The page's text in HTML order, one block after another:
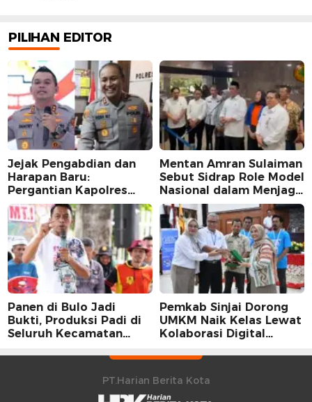
PILIHAN EDITOR
Jejak Pengabdian dan
Harapan Baru:
Pergantian Kapolres
Sidrap dalam Perspektif
Karier Dua Perwira
Mentan Amran Sulaiman
Sebut Sidrap Role Model
Nasional dalam Menjaga
Stabilitas Harga Telur
Panen di Bulo Jadi
Bukti, Produksi Padi di
Seluruh Kecamatan
Pemkab Sinjai Dorong
UMKM Naik Kelas Lewat
Kolaborasi Digital
PT.Harian Berita Kota